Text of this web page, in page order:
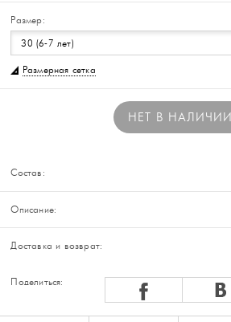
Размер:
30 (6-7 лет)
Размерная сетка
НЕТ В НАЛИЧИИ
Состав:
Описание:
Доставка и возврат:
Поделиться: